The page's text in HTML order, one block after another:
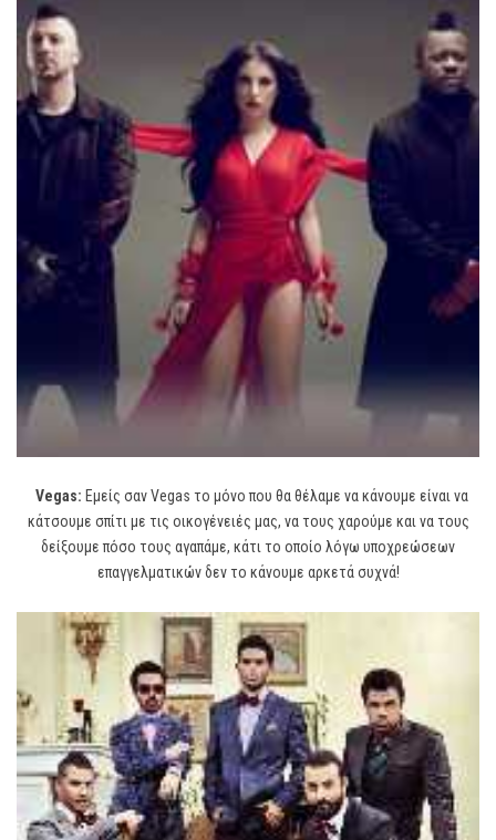
Vegas: Εμείς σαν Vegas το μόνο που θα θέλαμε να κάνουμε είναι να
κάτσουμε σπίτι με τις οικογένειές μας, να τους χαρούμε και να τους
δείξουμε πόσο τους αγαπάμε, κάτι το οποίο λόγω υποχρεώσεων
επαγγελματικών δεν το κάνουμε αρκετά συχνά!